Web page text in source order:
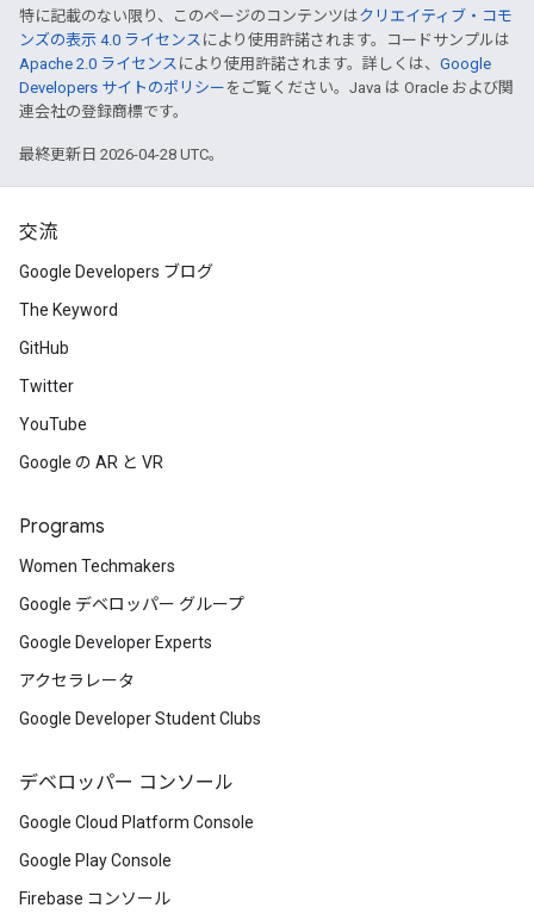
特に記載のない限り、このページのコンテンツはクリエイティブ・コモ
ンズの表示 4.0 ライセンス により使用許諾されます。コードサンプルは
Apache 2.0 ライセンス により使用許諾されます。詳しくは、 Google
Developers サイトのポリシー をご覧ください。Java は Oracle および関
連会社の登録商標です。
最終更新日 2026-04-28 UTC。
交流
Google Developers ブログ
The Keyword
GitHub
Twitter
YouTube
Google の AR と VR
Programs
Women Techmakers
Google デベロッパー グループ
Google Developer Experts
アクセラレータ
Google Developer Student Clubs
デベロッパー コンソール
Google Cloud Platform Console
Google Play Console
Firebase コンソール